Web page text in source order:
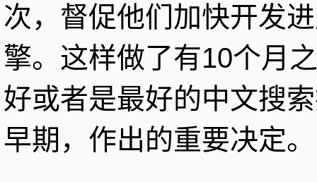
次，督促他们加快开发
擎。这样做了有10个月
好或者是最好的中文搜
早期，作出的重要决定。